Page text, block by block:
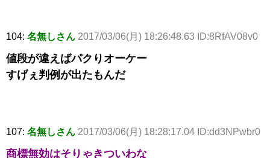
104: 名無しさん 2017/03/06(月) 18:26:48.63 ID:8RfAV08v0
値段が違えばパクりオーケー
すげぇ判例が出たもんだ
107: 名無しさん 2017/03/06(月) 18:28:17.04 ID:dd3NPwbr0
商標無効はそりゃきついわな